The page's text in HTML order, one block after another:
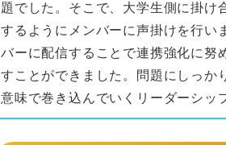
題でした。そこで、大学生側に掛け
するようにメンバーに声掛けを行い
バーに配信することで連携強化に努
すことができました。問題にしっか
意味で巻き込んでいくリーダーシッ